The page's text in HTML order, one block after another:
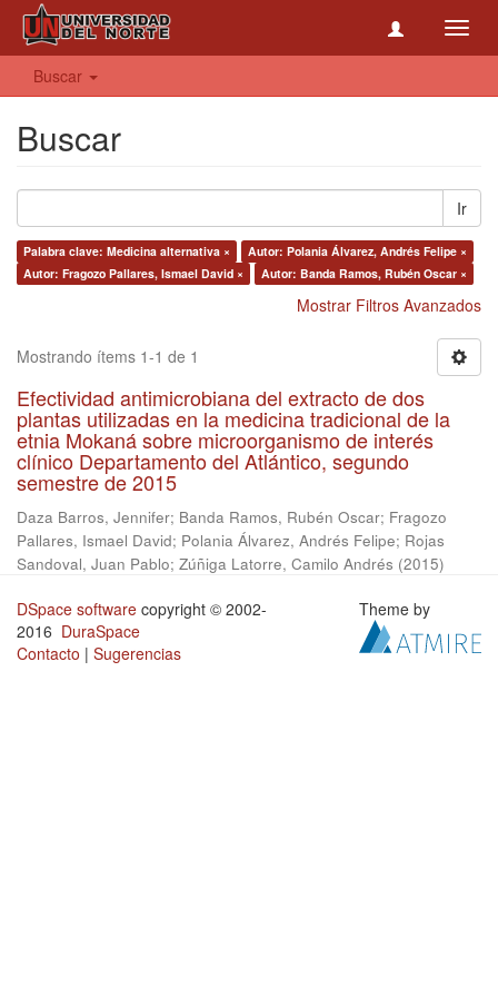
Buscar
Buscar
Ir
Palabra clave: Medicina alternativa ×
Autor: Polania Álvarez, Andrés Felipe ×
Autor: Fragozo Pallares, Ismael David ×
Autor: Banda Ramos, Rubén Oscar ×
Mostrar Filtros Avanzados
Mostrando ítems 1-1 de 1
Efectividad antimicrobiana del extracto de dos
plantas utilizadas en la medicina tradicional de la
etnia Mokaná sobre microorganismo de interés
clínico Departamento del Atlántico, segundo
semestre de 2015
Daza Barros, Jennifer; Banda Ramos, Rubén Oscar; Fragozo
Pallares, Ismael David; Polania Álvarez, Andrés Felipe; Rojas
Sandoval, Juan Pablo; Zúñiga Latorre, Camilo Andrés (2015)
DSpace software copyright © 2002-
2016 DuraSpace
Contacto | Sugerencias
Theme by